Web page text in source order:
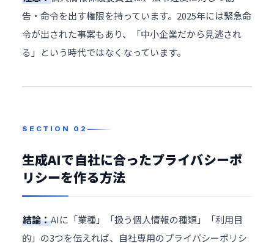
告・命令を出す権限を持っています。2025年には緊急命
令が出された事案もあり、「中小企業だから見逃され
る」という時代ではなくなっています。
生成AIで自社に合ったプライバシーポ
リシーを作る方法
結論：AIに「業種」「扱う個人情報の種類」「利用目
的」の3つを伝えれば、自社専用のプライバシーポリシ